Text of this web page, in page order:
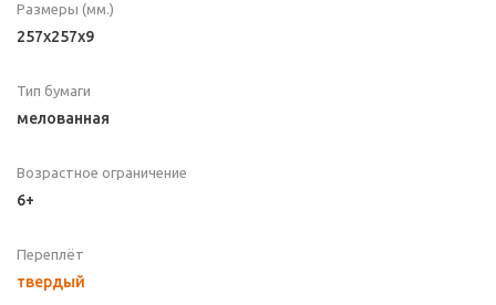
Размеры (мм.)
257x257x9
Тип бумаги
мелованная
Возрастное ограничение
6+
Переплёт
твердый